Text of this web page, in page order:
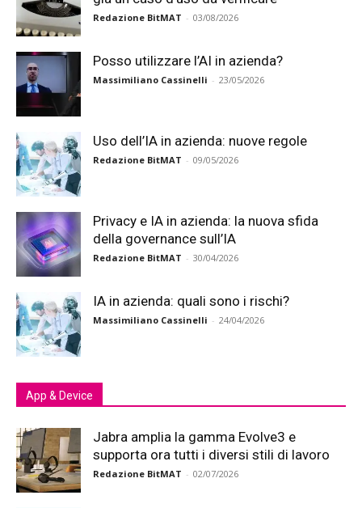
Redazione BitMAT - 03/08/2026
Posso utilizzare l’AI in azienda?
Massimiliano Cassinelli - 23/05/2026
Uso dell’IA in azienda: nuove regole
Redazione BitMAT - 09/05/2026
Privacy e IA in azienda: la nuova sfida
della governance sull’IA
Redazione BitMAT - 30/04/2026
IA in azienda: quali sono i rischi?
Massimiliano Cassinelli - 24/04/2026
App & Device
Jabra amplia la gamma Evolve3 e
supporta ora tutti i diversi stili di lavoro
Redazione BitMAT - 02/07/2026